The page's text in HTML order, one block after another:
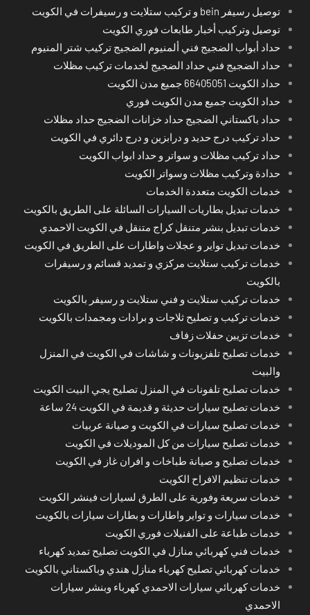
توصيل رسيفر bein و تركيب ستلايت و رسيفرات في الكويت
توصيل وتركيب أخبار طابعات فوري الكويت
حداد أبواب الضجيج فني ألمنيوم الضجيج تركيب شتر المنيوم
حداد الضجيج فني حداد الضجيج لخدمات تركيب مظلات
حداد الكويت 66405051 جميع مدن الكويت
حداد الكويت جميع مدن الكويت فوري
حداد باكستاني الضجيج حداد خزانات الضجيج حداد مظلات
حداد تركيب درج حديد و درابزين و درج دائري في الكويت
حداد تركيب مظلات و سواتر و حداد ابواب الكويت
حدادة وتركيب مظلات وسواتر الكويت
خدمات الكويت متعددة الخدمات
خدمات تبديل بطاريات السيارات السائلة على الطريق بالكويت
خدمات تبديل بنشر متنقل كراج متنقل في الكويت الاحمدي
خدمات تبديل تواير و عجلات واطارات على الطريق في الكويت
خدمات تركيب ستلايت مركزي و تمديد قسائم و رسيفرات
بالكويت
خدمات تركيب ستلايت و فني ستلايت و رسيفر بالكويت
خدمات تركيب و تصليح ثلاجات و برادات ومجمدات بالكويت
خدمات تزيين حفلات زفاف
خدمات تصليح تلفزيونات و شاشات في الكويت في المنزل
والبيت
خدمات تصليح تلفونات في المنزل تصليح يجي البيت الكويت
خدمات تصليح سيارات حديثة و قديمة في الكويت 24 ساعة
خدمات تصليح سيارات في الكويت و صيانة عربيات
خدمات تصليح سيارات من كل الموديلات في الكويت
خدمات تصليح و صيانة طباخات و افران غاز في الكويت
خدمات تنظيم الافراح الكويت
خدمات سريعة وفورية على الطرق لسيارات فينشر الكويت
خدمات سيارات و تواير واطارات و بطارات سيارات بالكويت
خدمات طباعة على الفنيلات فوري الكويت
خدمات فني كهربائي منازل في الكويت تصليح تمديد كهرباء
خدمات كهربائي تصليح كهرباء منازل هندي وباكستاني بالكويت
خدمات كهربائي سيارات الاحمدي كهرباء وبنشر سيارات
الاحمدي